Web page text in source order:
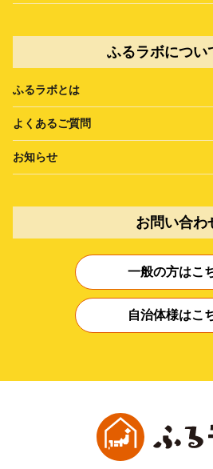
ふるラボについ
ふるラボとは
よくあるご質問
お知らせ
お問い合わ
一般の方はこ
自治体様はこ